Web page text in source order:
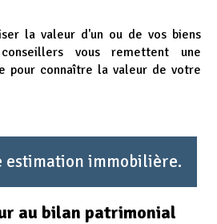
la valeur d'un ou de vos biens
vous remettent une
pour connaître la valeur de votre
estimation immobilière.
au bilan patrimonial